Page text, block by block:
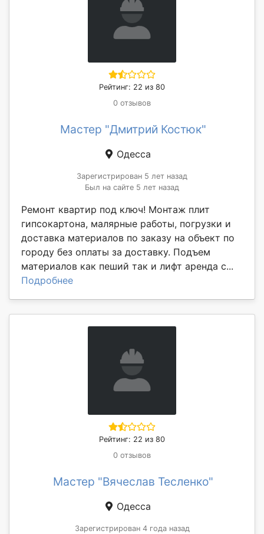
Рейтинг: 22 из 80
0 отзывов
Мастер "Дмитрий Костюк"
Одесса
Зарегистрирован 5 лет назад
Был на сайте 5 лет назад
Ремонт квартир под ключ! Монтаж плит
гипсокартона, малярные работы, погрузки и
доставка материалов по заказу на объект по
городу без оплаты за доставку. Подъем
материалов как пеший так и лифт аренда с...
Подробнее
Рейтинг: 22 из 80
0 отзывов
Мастер "Вячеслав Тесленко"
Одесса
Зарегистрирован 4 года назад